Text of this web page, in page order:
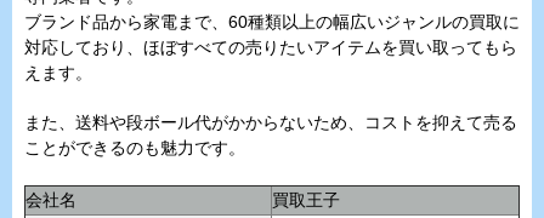
ブランド品から家電まで、60種類以上の幅広いジャンルの買取に
対応しており、ほぼすべての売りたいアイテムを買い取ってもら
えます。
また、送料や段ボール代がかからないため、コストを抑えて売る
ことができるのも魅力です。
会社名
買取王子